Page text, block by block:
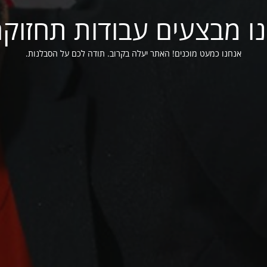
מבצעים עבודות
אנחנו כמעט מוכנים! האתר יעלה בקרוב. תודה לכם על הסבלנות.